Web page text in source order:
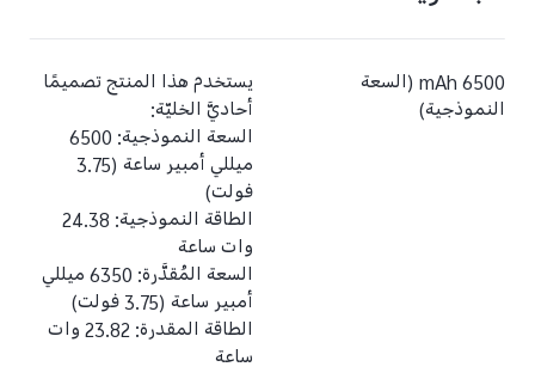
6500 mAh (السعة
النموذجية)
يستخدم هذا المنتج تصميمًا
أحاديَّ الخليّة:
السعة النموذجية: 6500
ميللي أمبير ساعة (3.75
فولت)
الطاقة النموذجية: 24.38
وات ساعة
السعة المُقدَّرة: 6350 ميللي
أمبير ساعة (3.75 فولت)
الطاقة المقدرة: 23.82 وات
ساعة